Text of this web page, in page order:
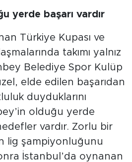
yerde başarı vardır
Türkiye Kupası ve
takımı yalnız
Belediye Spor Kulüp
elde edilen başarıdan
duyduklarını
olduğu yerde
vardır. Zorlu bir
lig şampiyonluğunu
İstanbul’da oynanan